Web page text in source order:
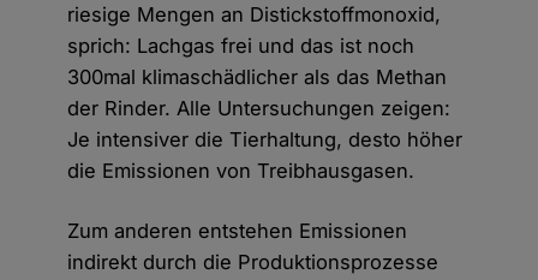
riesige Mengen an Distickstoffmonoxid,
sprich: Lachgas frei und das ist noch
300mal klimaschädlicher als das Methan
der Rinder. Alle Untersuchungen zeigen:
Je intensiver die Tierhaltung, desto höher
die Emissionen von Treibhausgasen.
Zum anderen entstehen Emissionen
indirekt durch die Produktionsprozesse